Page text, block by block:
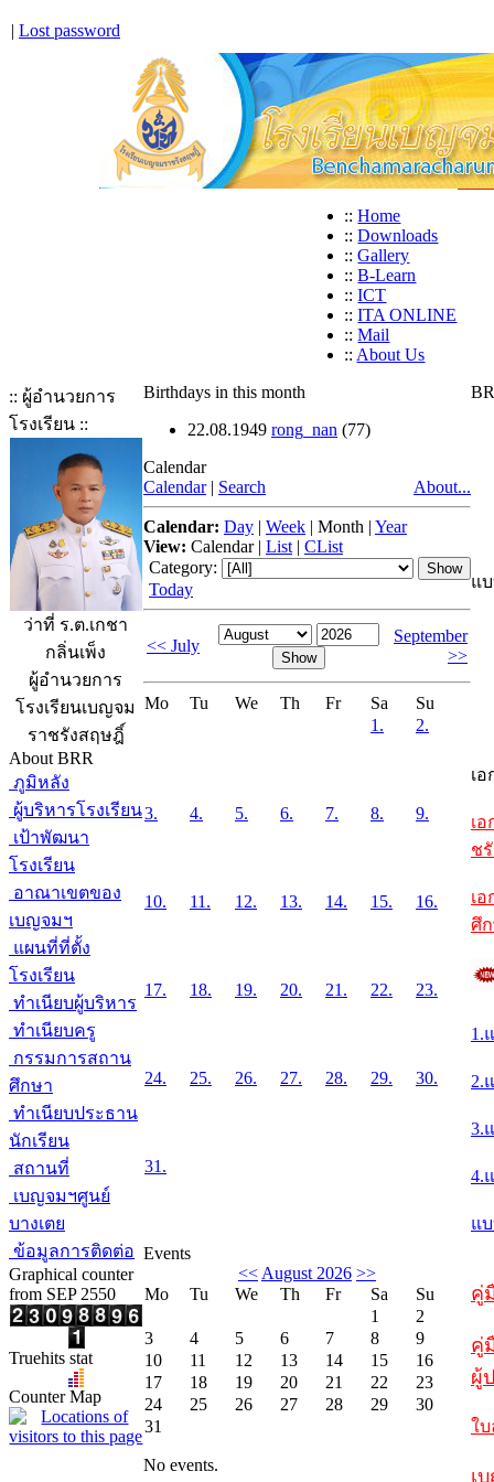
| Lost password
:: Home
:: Downloads
:: Gallery
:: B-Learn
:: ICT
:: ITA ONLINE
:: Mail
:: About Us
:: ผู้อำนวยการ
โรงเรียน ::
ว่าที่ ร.ต.เกชา
กลิ่นเพ็ง
ผู้อำนวยการ
โรงเรียนเบญจม
ราชรังสฤษฎิ์
About BRR
ภูมิหลัง
ผู้บริหารโรงเรียน
เป้าพัฒนา
โรงเรียน
อาณาเขตของ
เบญจมฯ
แผนที่ที่ตั้ง
โรงเรียน
ทำเนียบผู้บริหาร
ทำเนียบครู
กรรมการสถาน
ศึกษา
ทำเนียบประธาน
นักเรียน
สถานที่
เบญจมฯศูนย์
บางเตย
ข้อมูลการติดต่อ
Graphical counter
from SEP 2550
Truehits stat
Counter Map
Birthdays in this month
22.08.1949 rong_nan (77)
Calendar
Calendar | Search About...
Calendar: Day | Week | Month | Year
View: Calendar| List | CList
Category:
Today
<< July
September
>>
Mo Tu We Th Fr Sa
Su
1.
2.
3. 4. 5. 6. 7. 8. 9.
10. 11. 12. 13. 14. 15. 16.
17. 18. 19. 20. 21. 22. 23.
24. 25. 26. 27. 28. 29. 30.
31.
Events
<< August 2026 >>
Mo
Tu We Th Fr Sa
Su
1
2
3
4 5 6 7 8
9
10
11 12 13 14 15
16
17
18 19 20 21 22
23
24
25 26 27 28 29
30
31
No events.
แ
เ
เ
ช
เ
ศึ
1.
2.
3.
4.
แ
คู่
คู่
ผู้
ใ
เ